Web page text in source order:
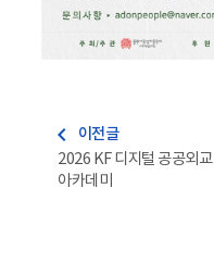
navigate_before
이전글
2026 KF 디지털 공공외교
아카데미